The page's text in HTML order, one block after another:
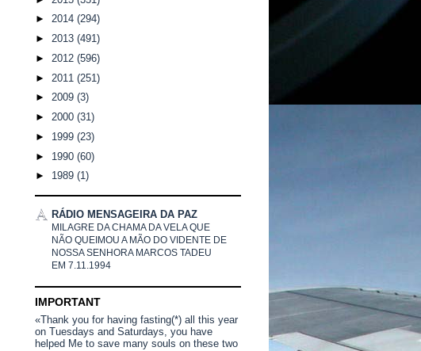
► 2014 (294)
► 2013 (491)
► 2012 (596)
► 2011 (251)
► 2009 (3)
► 2000 (31)
► 1999 (23)
► 1990 (60)
► 1989 (1)
RÁDIO MENSAGEIRA DA PAZ
MILAGRE DA CHAMA DA VELA QUE
NÃO QUEIMOU A MÃO DO VIDENTE DE
NOSSA SENHORA MARCOS TADEU
EM 7.11.1994
IMPORTANT
«Thank you for having fasting(*) all this year
on Tuesdays and Saturdays, you have
helped Me to save many souls on these two